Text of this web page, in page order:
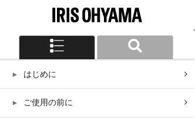
はじめに
ご使用の前に